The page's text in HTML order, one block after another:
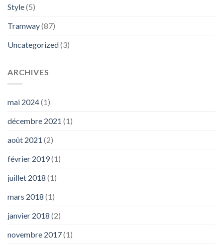
Style(5)
Tramway(87)
Uncategorized(3)
ARCHIVES
mai 2024(1)
décembre 2021 (1)
août 2021 (2)
février 2019(1)
juillet 2018 (1)
mars 2018 (1)
janvier 2018 (2)
novembre 2017(1)